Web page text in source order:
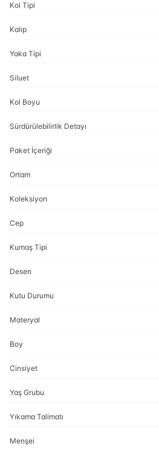
Kol Tipi
Kalıp
Yaka Tipi
Siluet
Kol Boyu
Sürdürülebilirlik Detayı
Paket İçeriği
Ortam
Koleksiyon
Cep
Kumaş Tipi
Desen
Kutu Durumu
Materyal
Boy
Cinsiyet
Yaş Grubu
Yıkama Talimatı
Menşei